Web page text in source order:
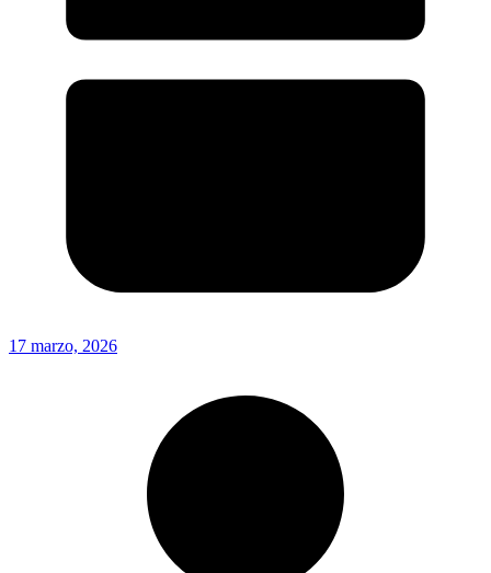
17 marzo, 2026